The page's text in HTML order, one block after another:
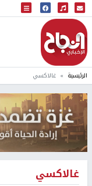
البث المباشر
إذاعة النجاح
الرئيسية غالاكسي
غالاكسي